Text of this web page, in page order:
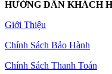
HƯỚNG DẪN KHÁCH
Giới Thiệu
Chính Sách Bảo Hành
Chính Sách Thanh Toán